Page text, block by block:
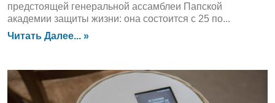
предстоящей генеральной ассамблеи Папской
академии защиты жизни: она состоится с 25 по...
Читать Далее... »
ЛЕНТА НОВОСТЕЙ